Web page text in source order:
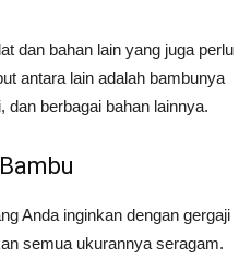
dan bahan lain yang juga perlu
antara lain adalah bambunya
dan berbagai bahan lainnya.
Anda inginkan dengan gergaji
semua ukurannya seragam.